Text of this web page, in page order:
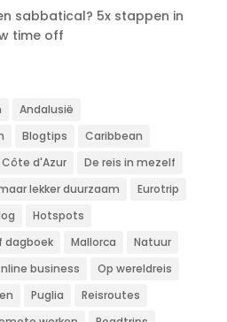
sabbatical? 5x stappen in
time off
Andalusië
Blogtips
Caribbean
Côte d'Azur
De reis in mezelf
lekker duurzaam
Eurotrip
Hotspots
dagboek Mallorca
Natuur
business
Op wereldreis
Puglia
Reisroutes